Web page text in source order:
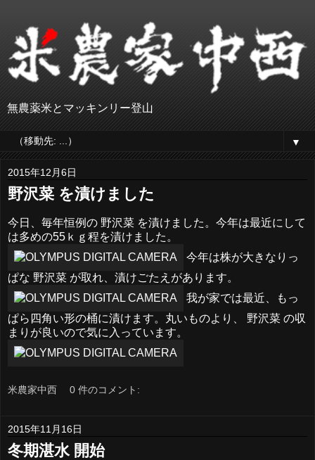
無農薬米とマッキンリー登山
▼
2015年12月6日
野沢菜 を漬けました
今日、毎年恒例の 野沢菜 を漬けました。今年は最近にして
は多めの55ｋｇ程を漬けました。
今年は株が大きなりっ
ぱな 野沢菜 が取れ、漬けごたえがあります。
我が家では最近、もっ
ぱら四角い形の桶に漬けます。丸いものより、 野沢菜 の収
まりが良いので気に入っています。
米農家中西 0 件のコメント:
2015年11月16日
冬期湛水 開始